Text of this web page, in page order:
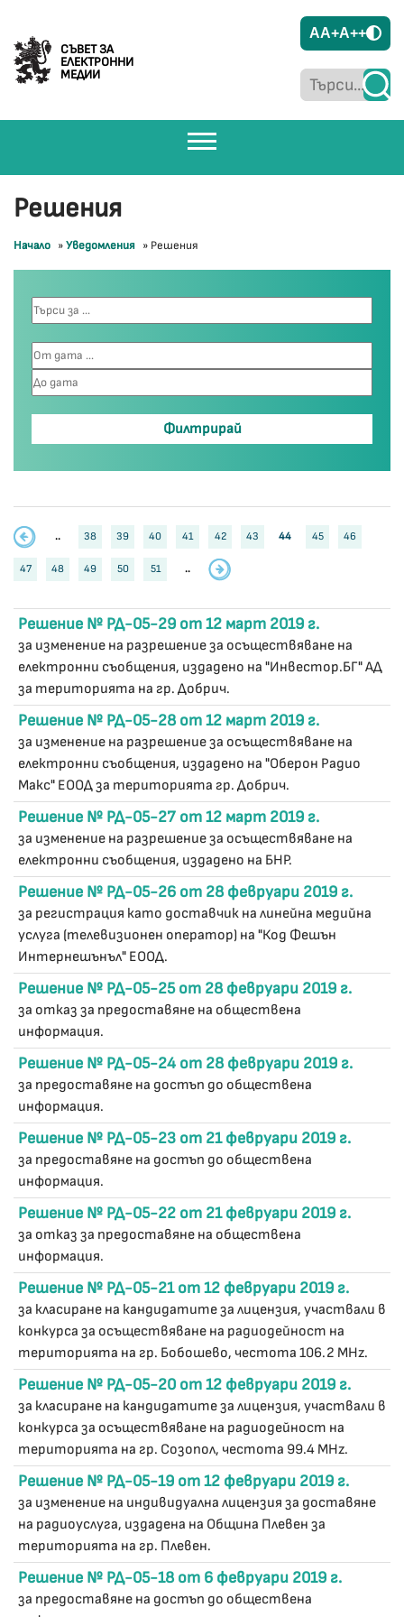
СЪВЕТ ЗА
ЕЛЕКТРОННИ
МЕДИИ
AA+A++
Решения
Начало »Уведомления » Решения
.. 38 39 40 41 42 43 44 45 46
47 48 49 50 51 ..
Решение № РД-05-29 от 12 март 2019 г.
за изменение на разрешение за осъществяване на
електронни съобщения, издадено на "Инвестор.БГ" АД
за територията на гр. Добрич.
Решение № РД-05-28 от 12 март 2019 г.
за изменение на разрешение за осъществяване на
електронни съобщения, издадено на "Оберон Радио
Макс" ЕООД за територията гр. Добрич.
Решение № РД-05-27 от 12 март 2019 г.
за изменение на разрешение за осъществяване на
електронни съобщения, издадено на БНР.
Решение № РД-05-26 от 28 февруари 2019 г.
за регистрация като доставчик на линейна медийна
услуга (телевизионен оператор) на "Код Фешън
Интернешънъл" ЕООД.
Решение № РД-05-25 от 28 февруари 2019 г.
за отказ за предоставяне на обществена
информация.
Решение № РД-05-24 от 28 февруари 2019 г.
за предоставяне на достъп до обществена
информация.
Решение № РД-05-23 от 21 февруари 2019 г.
за предоставяне на достъп до обществена
информация.
Решение № РД-05-22 от 21 февруари 2019 г.
за отказ за предоставяне на обществена
информация.
Решение № РД-05-21 от 12 февруари 2019 г.
за класиране на кандидатите за лицензия, участвали в
конкурса за осъществяване на радиодейност на
територията на гр. Бобошево, честота 106.2 MHz.
Решение № РД-05-20 от 12 февруари 2019 г.
за класиране на кандидатите за лицензия, участвали в
конкурса за осъществяване на радиодейност на
територията на гр. Созопол, честота 99.4 MHz.
Решение № РД-05-19 от 12 февруари 2019 г.
за изменение на индивидуална лицензия за доставяне
на радиоуслуга, издадена на Община Плевен за
територията на гр. Плевен.
Решение № РД-05-18 от 6 февруари 2019 г.
за предоставяне на достъп до обществена